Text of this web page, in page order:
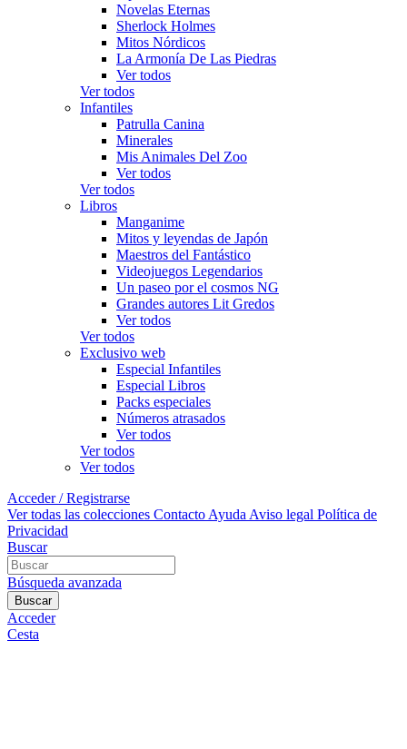
Novelas Eternas
Sherlock Holmes
Mitos Nórdicos
La Armonía De Las Piedras
Ver todos
Ver todos
Infantiles
Patrulla Canina
Minerales
Mis Animales Del Zoo
Ver todos
Ver todos
Libros
Manganime
Mitos y leyendas de Japón
Maestros del Fantástico
Videojuegos Legendarios
Un paseo por el cosmos NG
Grandes autores Lit Gredos
Ver todos
Ver todos
Exclusivo web
Especial Infantiles
Especial Libros
Packs especiales
Números atrasados
Ver todos
Ver todos
Ver todos
Acceder / Registrarse
Ver todas las colecciones Contacto Ayuda Aviso legal Política de
Privacidad
Buscar
Búsqueda avanzada
Buscar
Acceder
Cesta